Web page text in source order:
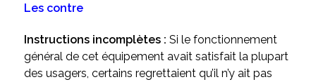
Les contre
Instructions incomplètes : Si le fonctionnement
général de cet équipement avait satisfait la plupart
des usagers, certains regrettaient qu’il n’y ait pas